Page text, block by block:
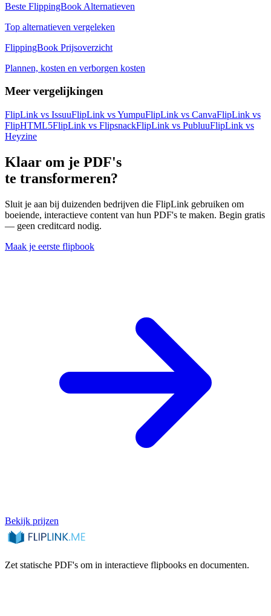
Beste FlippingBook Alternatieven
Top alternatieven vergeleken
FlippingBook Prijsoverzicht
Plannen, kosten en verborgen kosten
Meer vergelijkingen
FlipLink vs IssuuFlipLink vsYumpuFlipLink vs CanvaFlipLink vs
FlipHTML5FlipLink vs FlipsnackFlipLink vs PubluuFlipLink vs
Heyzine
Klaar om je PDF's
te transformeren?
Sluit je aan bij duizenden bedrijven die FlipLink gebruiken om
boeiende, interactieve content van hun PDF's te maken. Begin gratis
— geen creditcard nodig.
Maak je eerste flipbook
Bekijk prijzen
Zet statische PDF's om in interactieve flipbooks en documenten.